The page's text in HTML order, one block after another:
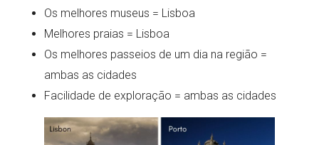
Os melhores museus = Lisboa
Melhores praias = Lisboa
Os melhores passeios de um dia na região =
ambas as cidades
Facilidade de exploração = ambas as cidades